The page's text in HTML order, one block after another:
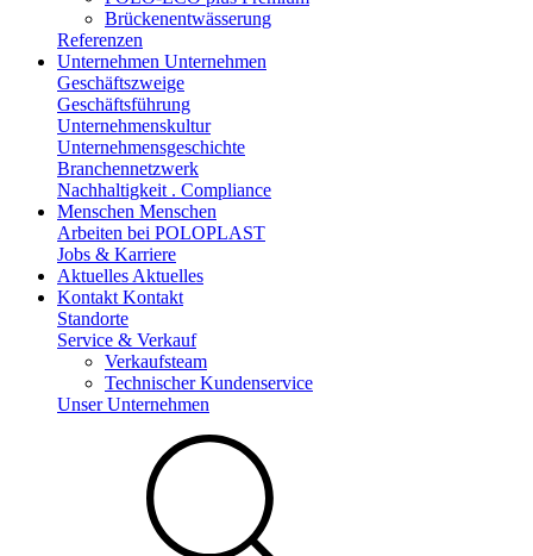
Brückenentwässerung
Referenzen
Unternehmen Unternehmen
Geschäftszweige
Geschäftsführung
Unternehmenskultur
Unternehmensgeschichte
Branchennetzwerk
Nachhaltigkeit . Compliance
Menschen Menschen
Arbeiten bei POLOPLAST
Jobs & Karriere
Aktuelles Aktuelles
Kontakt Kontakt
Standorte
Service & Verkauf
Verkaufsteam
Technischer Kundenservice
Unser Unternehmen